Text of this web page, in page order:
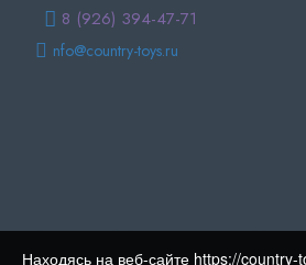
8 (926) 394-47-71
nfo@country-toys.ru
Copyright © Country-toys.ru | 2015-
Все права защищены
Находясь на веб-сайте https://